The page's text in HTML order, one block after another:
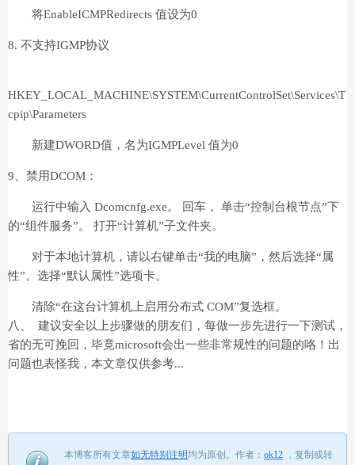
将EnableICMPRedirects 值设为0
8. 不支持IGMP协议
HKEY_LOCAL_MACHINE\SYSTEM\CurrentControlSet\Services\T
cpip\Parameters
新建DWORD值，名为IGMPLevel 值为0
9、禁用DCOM：
运行中输入 Dcomcnfg.exe。 回车， 单击“控制台根节点”下
的“组件服务”。 打开“计算机”子文件夹。
对于本地计算机，请以右键单击“我的电脑”，然后选择“属
性”。选择“默认属性”选项卡。
清除“在这台计算机上启用分布式 COM”复选框。
八、 建议安全以上步骤做的朋友们，每做一步先进行一下测试，
省的无可挽回，毕竟microsoft会出一些非常规性的问题的咯！出
问题也表怪我，本文章仅供参考...
本博客所有文章如无特别注明均为原创。 作者： ok12 ， 复制或转